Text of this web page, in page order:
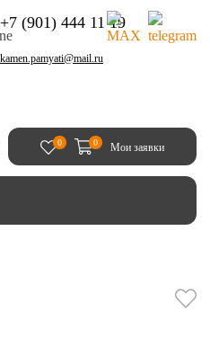
+7 (901) 444 11 19
kamen.pamyati@mail.ru
0 0 Мои заявки